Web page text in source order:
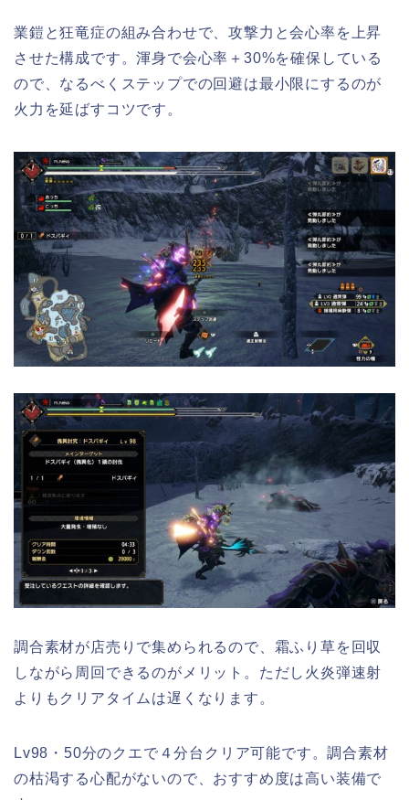
業鎧と狂竜症の組み合わせで、攻撃力と会心率を上昇
させた構成です。渾身で会心率＋30%を確保している
ので、なるべくステップでの回避は最小限にするのが
火力を延ばすコツです。
調合素材が店売りで集められるので、霜ふり草を回収
しながら周回できるのがメリット。ただし火炎弾速射
よりもクリアタイムは遅くなります。
Lv98・50分のクエで４分台クリア可能です。調合素材
の枯渇する心配がないので、おすすめ度は高い装備で